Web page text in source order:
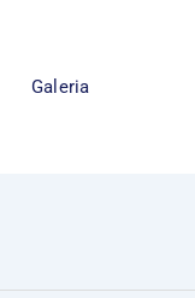
Galeria